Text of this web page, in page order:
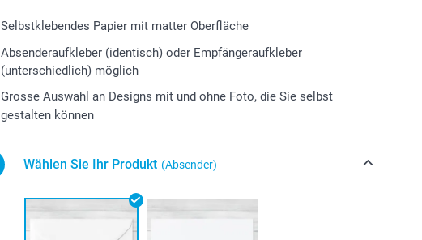
Selbstklebendes Papier mit matter Oberfläche
Absenderaufkleber (identisch) oder Empfängeraufkleber
(unterschiedlich) möglich
Grosse Auswahl an Designs mit und ohne Foto, die Sie selbst
gestalten können
Wählen Sie Ihr Produkt (Absender)